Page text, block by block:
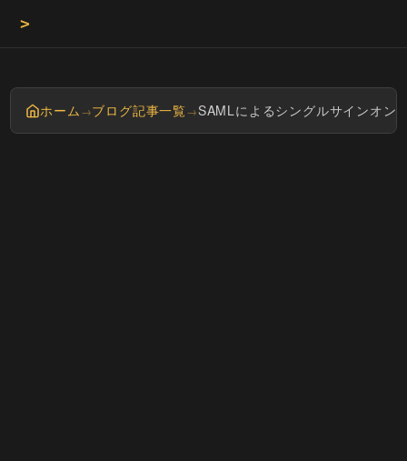
>
ホーム→ブログ記事一覧→SAMLによるシングルサインオン